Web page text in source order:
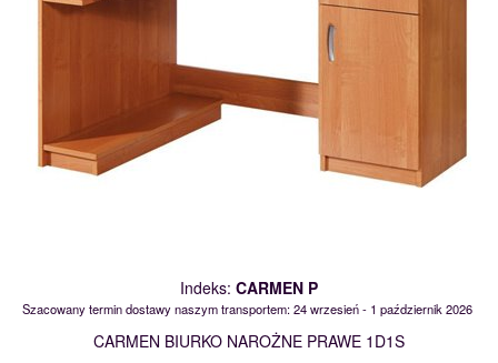
Indeks: CARMEN P
Szacowany termin dostawy naszym transportem: 24 wrzesień - 1 październik 2026
CARMEN BIURKO NAROŻNE PRAWE 1D1S